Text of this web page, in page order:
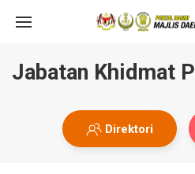
Jabatan Khidmat
Direktori